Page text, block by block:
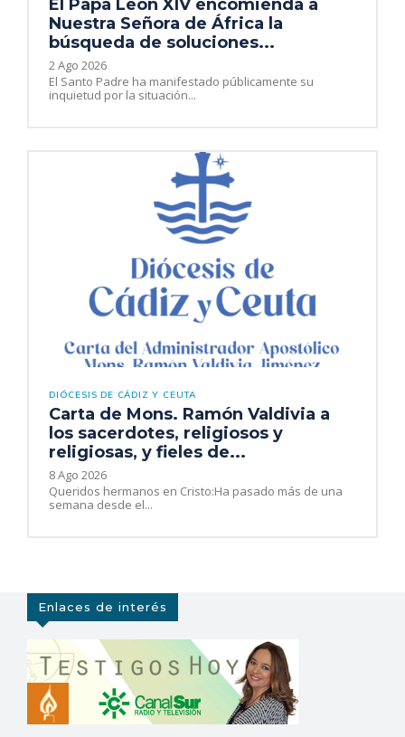
El Papa León XIV encomienda a
Nuestra Señora de África la
búsqueda de soluciones...
2 Ago 2026
El Santo Padre ha manifestado públicamente su
inquietud por la situación...
DIÓCESIS DE CÁDIZ Y CEUTA
Carta de Mons. Ramón Valdivia a
los sacerdotes, religiosos y
religiosas, y fieles de...
8 Ago 2026
Queridos hermanos en Cristo:Ha pasado más de una
semana desde el...
Enlaces de interés